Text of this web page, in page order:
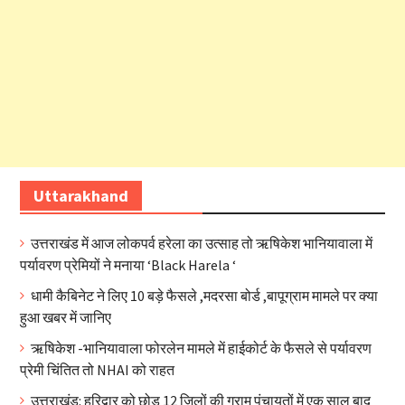
Uttarakhand
उत्तराखंड में आज लोकपर्व हरेला का उत्साह तो ऋषिकेश भानियावाला में
पर्यावरण प्रेमियों ने मनाया ‘Black Harela ‘
धामी कैबिनेट ने लिए 10 बड़े फैसले ,मदरसा बोर्ड ,बापूग्राम मामले पर क्या
हुआ खबर में जानिए
ऋषिकेश -भानियावाला फोरलेन मामले में हाईकोर्ट के फैसले से पर्यावरण
प्रेमी चिंतित तो NHAI को राहत
उत्तराखंड: हरिद्वार को छोड़ 12 जिलों की ग्राम पंचायतों में एक साल बाद